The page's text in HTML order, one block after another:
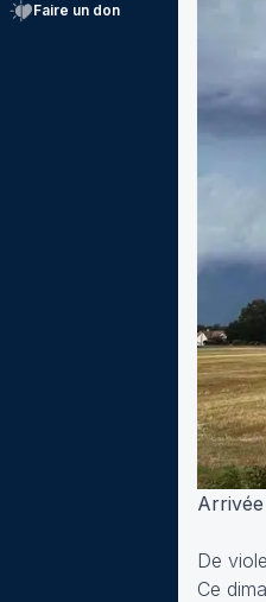
Faire un don
De
Ce